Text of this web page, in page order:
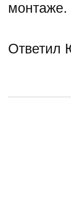
монтаже.
Ответил